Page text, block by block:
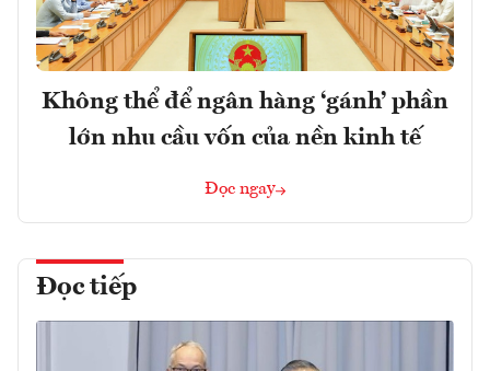
Không thể để ngân hàng ‘gánh’ phần
lớn nhu cầu vốn của nền kinh tế
Đọc ngay
Đọc tiếp